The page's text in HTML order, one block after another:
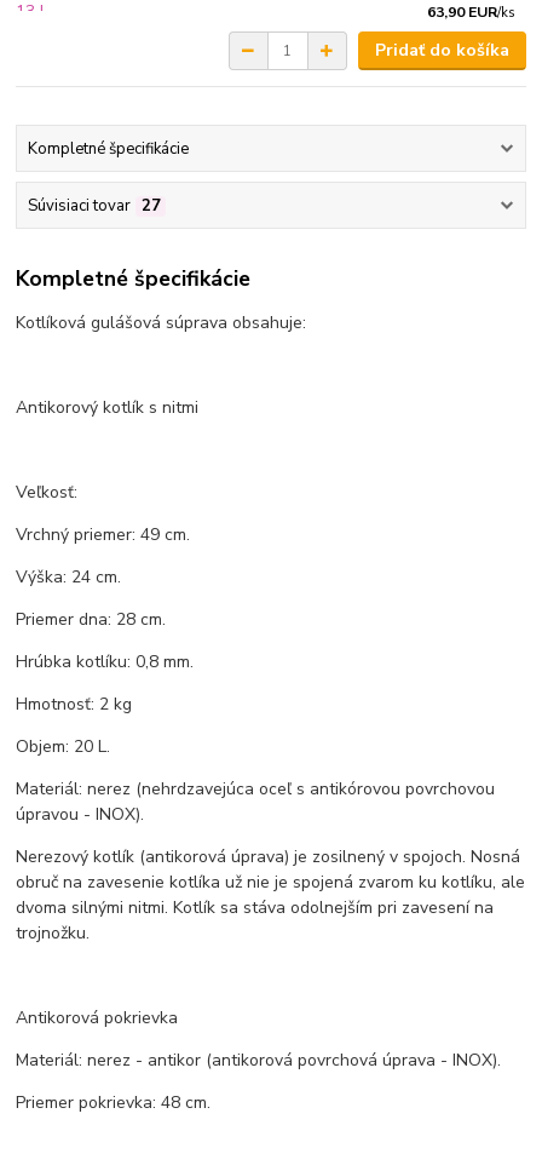
63,90 EUR/ks
Pridať do košíka
Kompletné špecifikácie
Súvisiaci tovar 27
Kompletné špecifikácie
Kotlíková gulášová súprava obsahuje:
Antikorový kotlík s nitmi
Veľkosť:
Vrchný priemer: 49 cm.
Výška: 24 cm.
Priemer dna: 28 cm.
Hrúbka kotlíku: 0,8 mm.
Hmotnosť: 2 kg
Objem: 20 L.
Materiál: nerez (nehrdzavejúca oceľ s antikórovou povrchovou
úpravou - INOX).
Nerezový kotlík (antikorová úprava) je zosilnený v spojoch. Nosná
obruč na zavesenie kotlíka už nie je spojená zvarom ku kotlíku, ale
dvoma silnými nitmi. Kotlík sa stáva odolnejším pri zavesení na
trojnožku.
Antikorová pokrievka
Materiál: nerez - antikor (antikorová povrchová úprava - INOX).
Priemer pokrievka: 48 cm.